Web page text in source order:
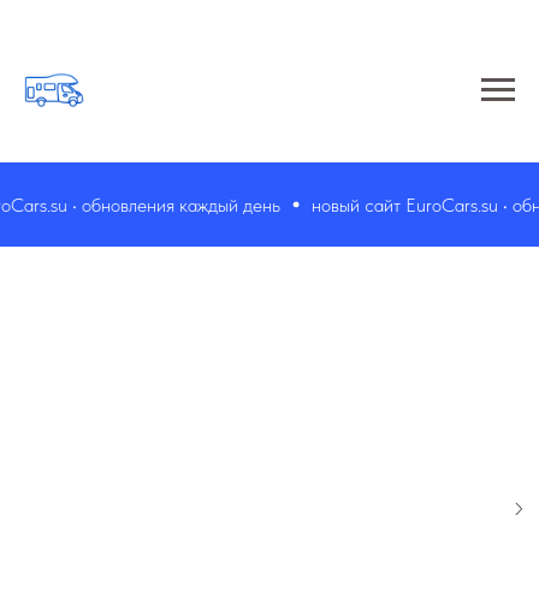
• обновления каждый день новый сайт EuroCars.su •